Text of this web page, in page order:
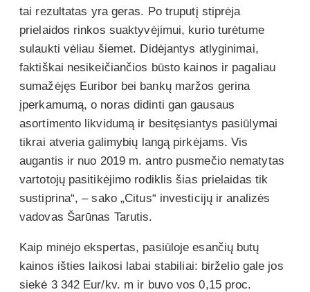
tai rezultatas yra geras. Po truputį stiprėja
prielaidos rinkos suaktyvėjimui, kurio turėtume
sulaukti vėliau šiemet. Didėjantys atlyginimai,
faktiškai nesikeičiančios būsto kainos ir pagaliau
sumažėjęs Euribor bei bankų maržos gerina
įperkamumą, o noras didinti gan gausaus
asortimento likvidumą ir besitęsiantys pasiūlymai
tikrai atveria galimybių langą pirkėjams. Vis
augantis ir nuo 2019 m. antro pusmečio nematytas
vartotojų pasitikėjimo rodiklis šias prielaidas tik
sustiprina“, – sako „Citus“ investicijų ir analizės
vadovas Šarūnas Tarutis.
Kaip minėjo ekspertas, pasiūloje esančių butų
kainos išties laikosi labai stabiliai: birželio gale jos
siekė 3 342 Eur/kv. m ir buvo vos 0,15 proc.